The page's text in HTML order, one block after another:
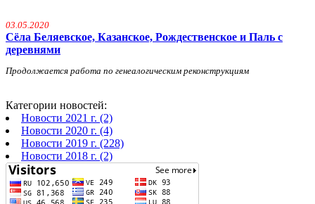
03.05.2020
Сёла Беляевское, Казанское, Рождественское и Паль с
деревнями
Продолжается работа по генеалогическим реконструкциям
Категории новостей:
Новости 2021 г. (2)
Новости 2020 г. (4)
Новости 2019 г. (228)
Новости 2018 г. (2)